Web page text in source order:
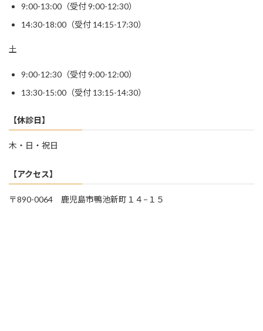
9:00-13:00（受付 9:00-12:30）
14:30-18:00（受付 14:15-17:30）
土
9:00-12:30（受付 9:00-12:00）
13:30-15:00（受付 13:15-14:30）
【休診日】
木・日・祝日
【アクセス】
〒890-0064 鹿児島市鴨池新町１４−１５